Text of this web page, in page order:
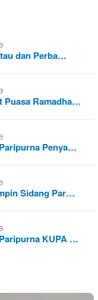
dan Perba…
Puasa Ramadha…
Penya…
Sidang Par…
KUPA …